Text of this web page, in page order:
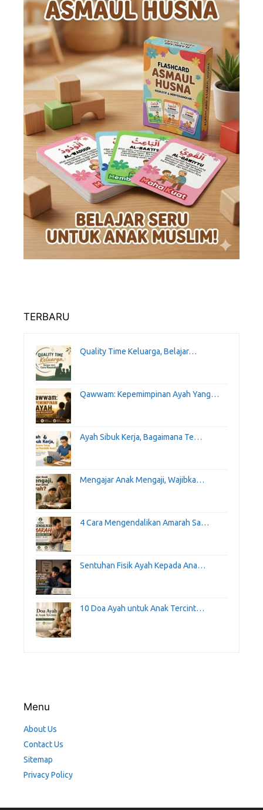
TERBARU
Quality Time Keluarga, Belajar…
Qawwam: Kepemimpinan Ayah Yang…
Ayah Sibuk Kerja, Bagaimana Te…
Mengajar Anak Mengaji, Wajibka…
4 Cara Mengendalikan Amarah Sa…
Sentuhan Fisik Ayah Kepada Ana…
10 Doa Ayah untuk Anak Tercint…
Menu
About Us
Contact Us
Sitemap
Privacy Policy